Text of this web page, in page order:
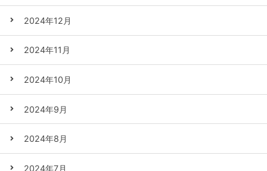
2024年12月
2024年11月
2024年10月
2024年9月
2024年8月
2024年7月